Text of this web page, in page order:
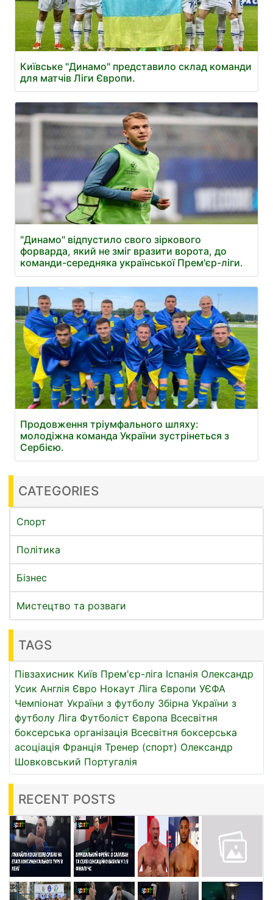
Київське "Динамо" представило склад команди
для матчів Ліги Європи.
"Динамо" відпустило свого зіркового
форварда, який не зміг вразити ворота, до
команди-середняка української Прем'єр-ліги.
Продовження тріумфального шляху:
молодіжна команда України зустрінеться з
Сербією.
CATEGORIES
Спорт
Політика
Бізнес
Мистецтво та розваги
TAGS
Півзахисник Київ Прем'єр-ліга Іспанія Олександр
Усик Англія Євро Нокаут Ліга Європи УЄФА
Чемпіонат України з футболу Збірна України з
футболу Ліга Футболіст Європа Всесвітня
боксерська організація Всесвітня боксерська
асоціація Франція Тренер (спорт) Олександр
Шовковський Португалія
RECENT POSTS